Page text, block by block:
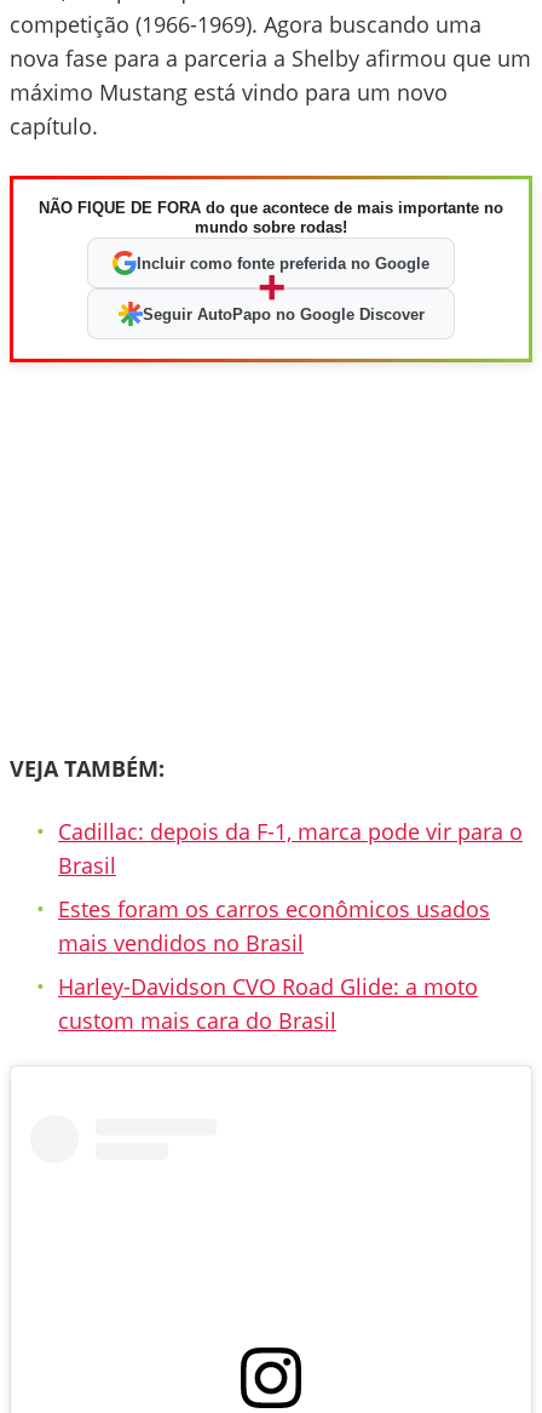
competição (1966-1969). Agora buscando uma
nova fase para a parceria a Shelby afirmou que um
máximo Mustang está vindo para um novo
capítulo.
NÃO FIQUE DE FORA do que acontece de mais importante no
mundo sobre rodas!
Incluir como fonte preferida no Google
+
Seguir AutoPapo no Google Discover
VEJA TAMBÉM:
Cadillac: depois da F-1, marca pode vir para o
Brasil
Estes foram os carros econômicos usados
mais vendidos no Brasil
Harley-Davidson CVO Road Glide: a moto
custom mais cara do Brasil